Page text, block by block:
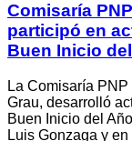
Comisaría
participó en
Buen Inicio
La Comisaría
Grau, desarrolló
Buen Inicio del
Luis Gonzaga y